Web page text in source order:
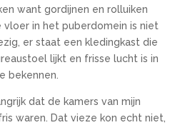
want gordijnen en rolluiken
vloer in het puberdomein is niet
er staat een kledingkast die
lijkt en frisse lucht is in
bekennen.
dat de kamers van mijn
waren. Dat vieze kon echt niet,